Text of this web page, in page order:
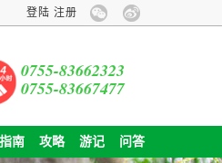
登陆 注册
0755-83662323
0755-83667477
问答
游记
攻略
指南